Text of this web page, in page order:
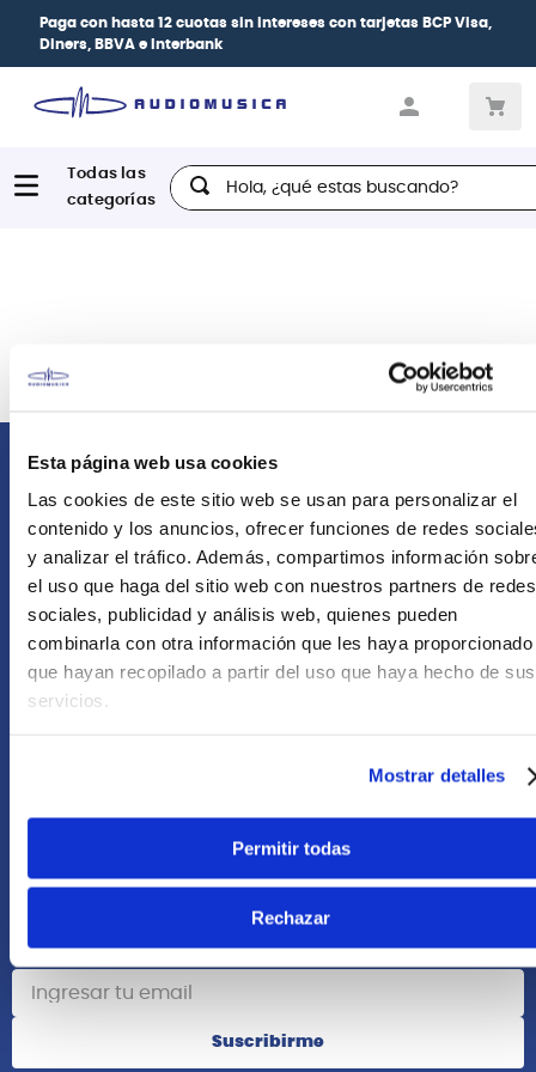
Esta página web usa cookies
Las cookies de este sitio web se usan para personalizar el
contenido y los anuncios, ofrecer funciones de redes
y analizar el tráfico. Además, compartimos información
el uso que haga del sitio web con nuestros partners de redes
sociales, publicidad y análisis web, quienes pueden
combinarla con otra información que les haya proporcionado
que hayan recopilado a partir del uso que haya hecho de sus
servicios.
Mostrar detalles
Permitir todas
Rechazar
Paga con hasta 12 cuotas sin intereses con tarjetas BCP Visa,
Diners, BBVA e Interbank
Hola, ¿qué estas buscando?
Atención Postventa
+51 958418476
+51 977624112
Acerca de Nosotros
Suscribete
Suscribirme